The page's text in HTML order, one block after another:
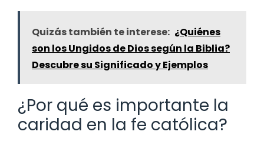
Quizás también te interese: ¿Quiénes
son los Ungidos de Dios según la Biblia?
Descubre su Significado y Ejemplos
¿Por qué es importante la
caridad en la fe católica?